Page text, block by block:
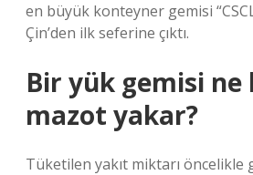
en büyük konteyner gemisi
Çin’den ilk seferine çıktı.
Bir yük gemisi ne
mazot yakar?
Tüketilen yakıt miktarı öncelikle